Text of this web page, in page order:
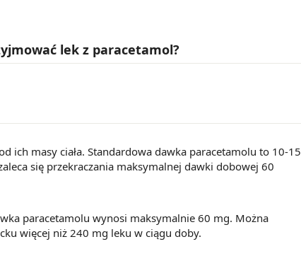
lek z paracetamol?
ich masy ciała. Standardowa dawka paracetamolu to 10-15
się przekraczania maksymalnej dawki dobowej 60
paracetamolu wynosi maksymalnie 60 mg. Można
więcej niż 240 mg leku w ciągu doby.